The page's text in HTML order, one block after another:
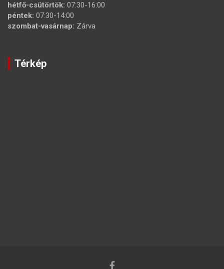
hétfő-csütörtök: 07:30-16:00
péntek: 07:30-14:00
szombat-vasárnap: Zárva
Térkép